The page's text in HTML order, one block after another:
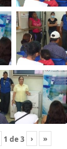
1 de3 › »